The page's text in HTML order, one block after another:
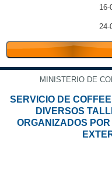
16-
24-
MINISTERIO DE
SERVICIO DE
DIVERSOS
ORGANIZADOS